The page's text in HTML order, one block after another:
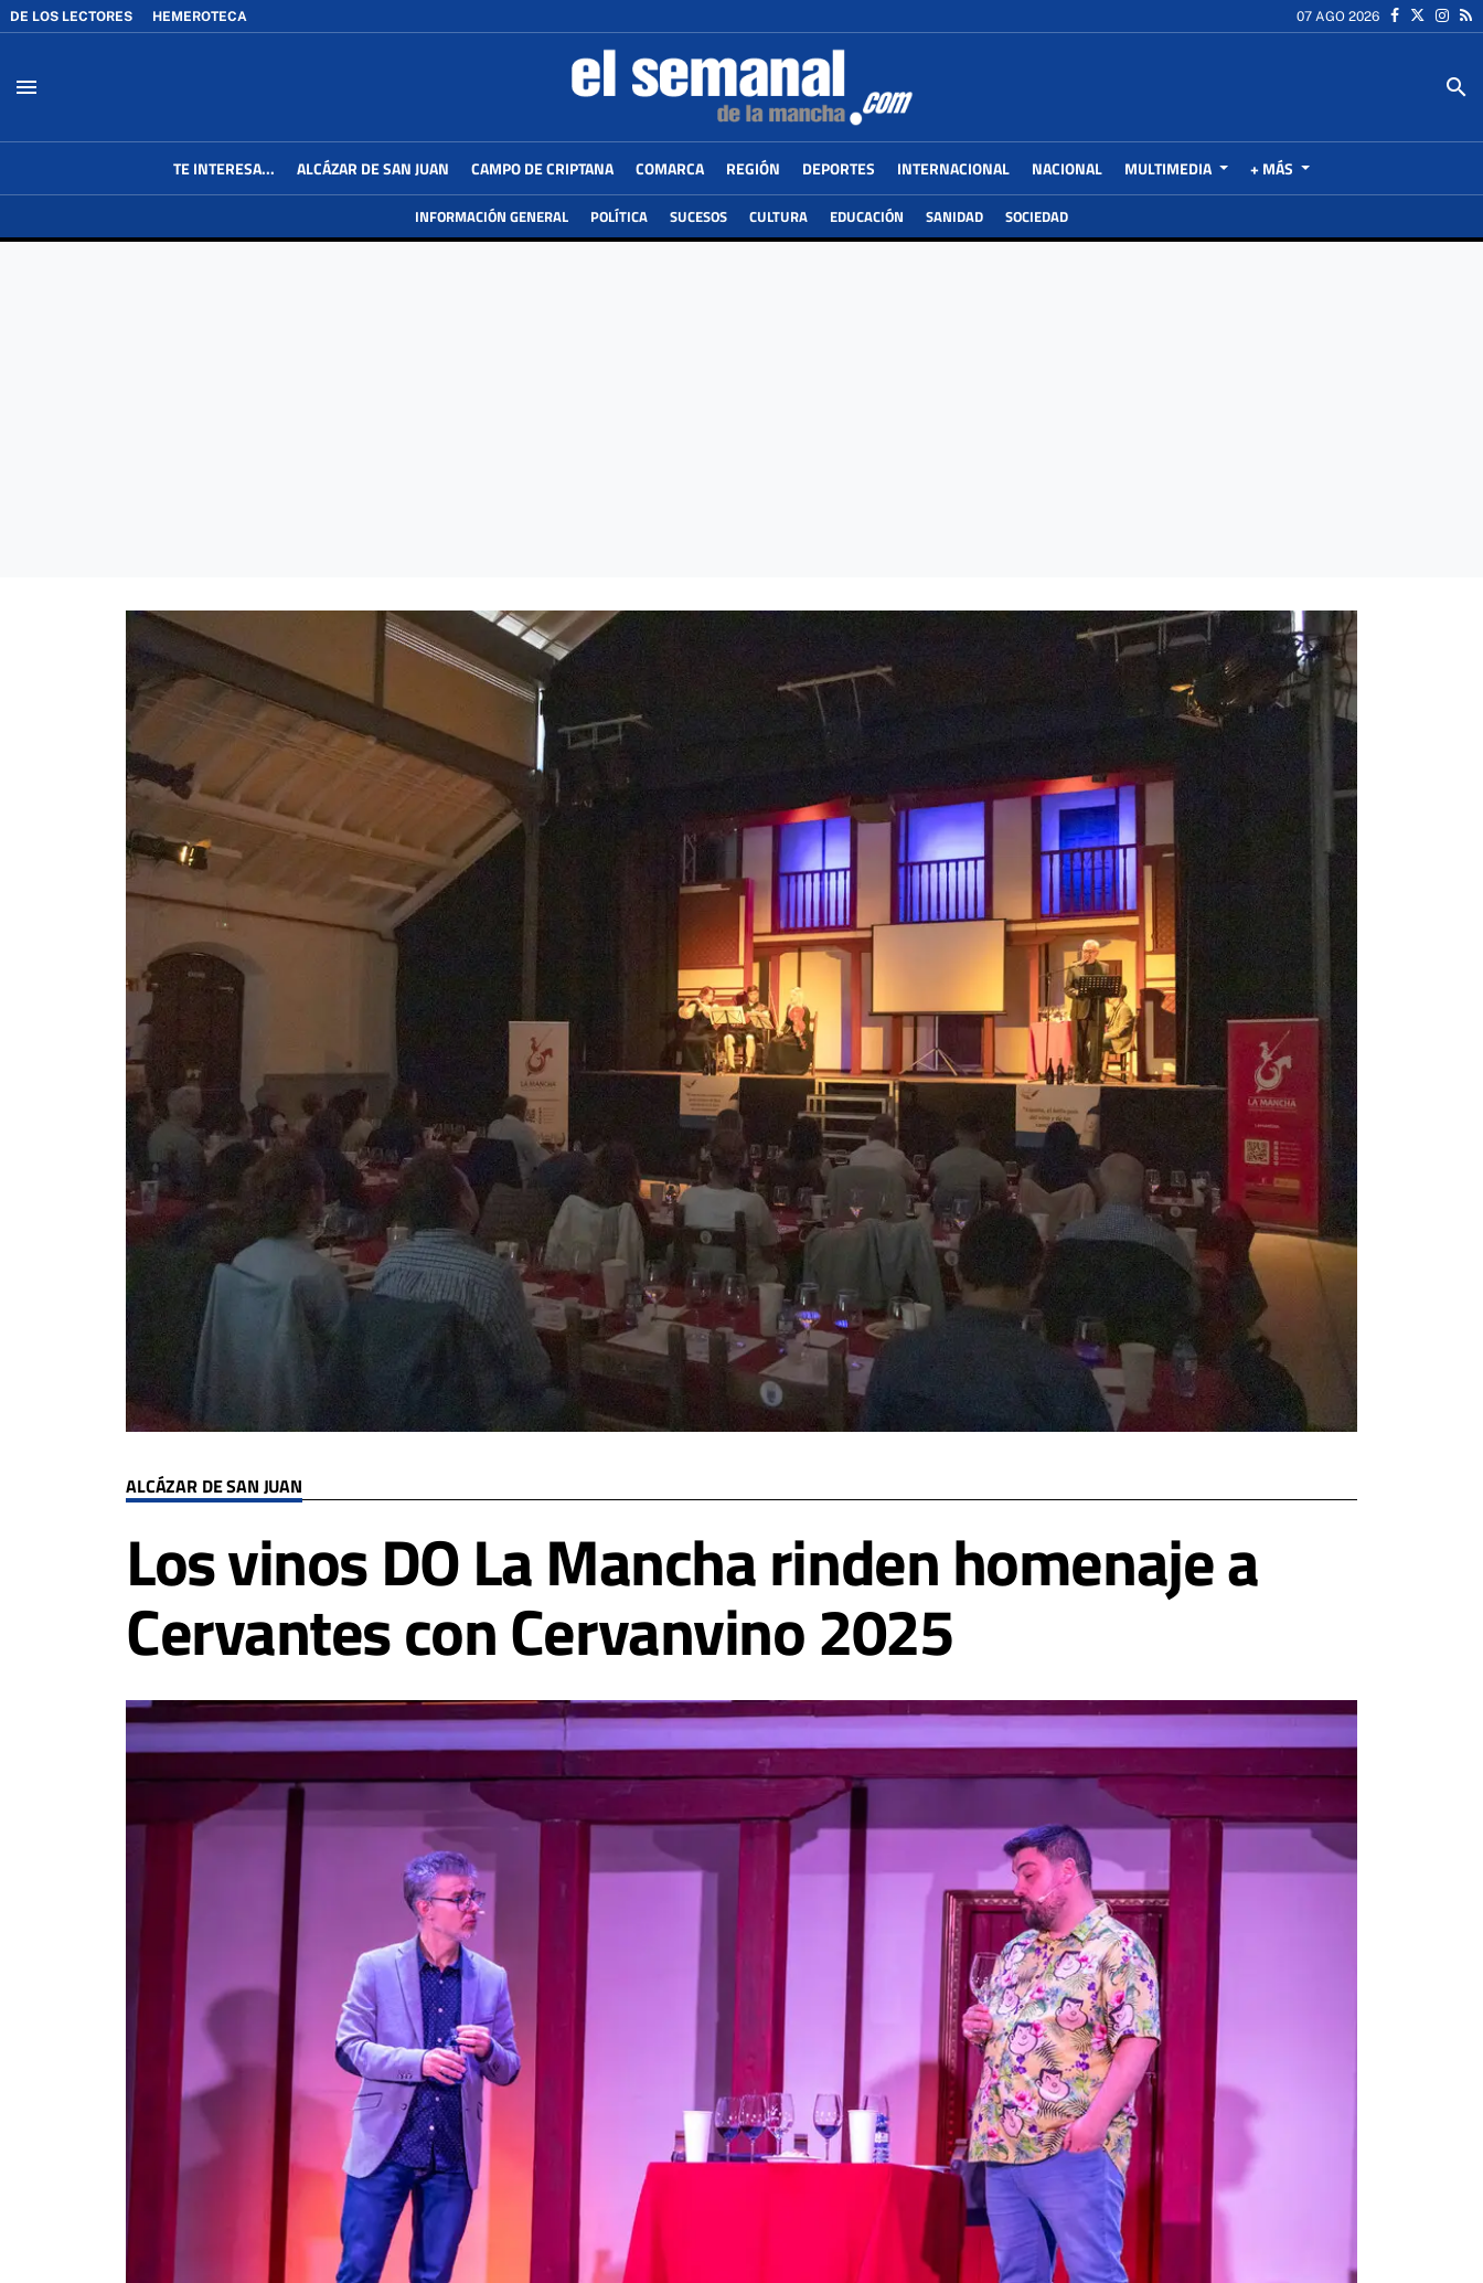
DE LOS LECTORES HEMEROTECA 07 AGO 2026
menu search
TE INTERESA... ALCÁZAR DE SAN JUAN CAMPO DE CRIPTANA COMARCA REGIÓN DEPORTES INTERNACIONAL NACIONAL MULTIMEDIA + MÁS
INFORMACIÓN GENERAL POLÍTICA SUCESOS CULTURA EDUCACIÓN SANIDAD SOCIEDAD
ALCÁZAR DE SAN JUAN
Los vinos DO La Mancha rinden homenaje a
Cervantes con Cervanvino 2025